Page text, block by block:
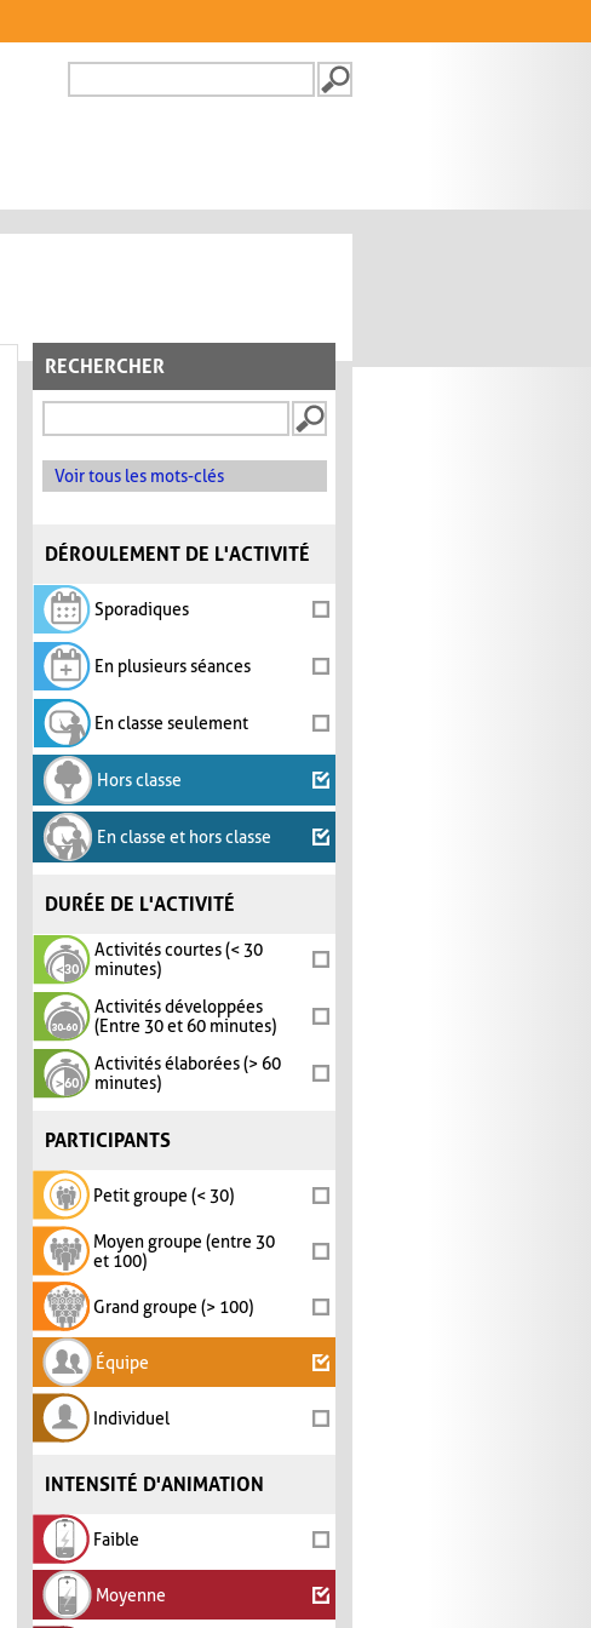
FORMULAIRE DE
RECHERCHER
Voir tous les mots-clés
DÉROULEMENT DE L'ACTIVITÉ
Sporadiques
En plusieurs séances
En classe seulement
Hors classe
En classe et hors classe
DURÉE DE L'ACTIVITÉ
Activités courtes (< 30
minutes)
Activités développées
(Entre 30 et 60 minutes)
Activités élaborées (> 60
minutes)
PARTICIPANTS
Petit groupe (< 30)
Moyen groupe (entre 30
et 100)
Grand groupe (> 100)
Équipe
Individuel
INTENSITÉ D'ANIMATION
Faible
Moyenne